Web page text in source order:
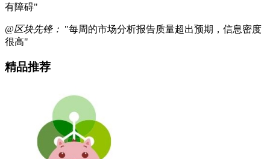
有障碍"
@区块先锋： "每周的市场分析报告质量超出预期，信息密度
很高"
精品推荐